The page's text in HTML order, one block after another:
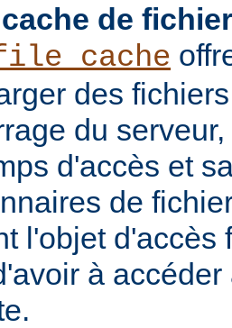
de
des
du
d'accès et
de
l'objet d'accès
à